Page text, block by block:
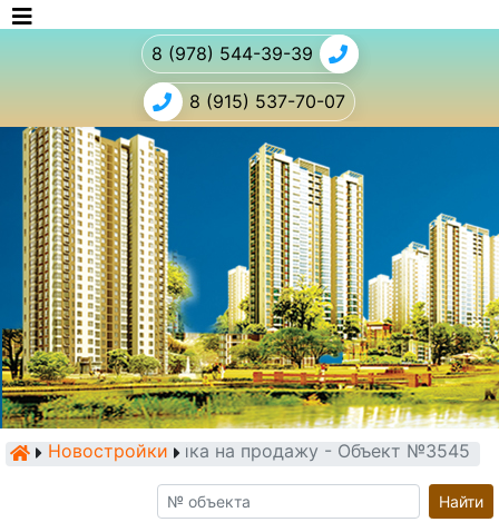
8 (978) 544-39-39
8 (915) 537-70-07
Новостройки
Новостройка на продажу - Объект №3545
Найти